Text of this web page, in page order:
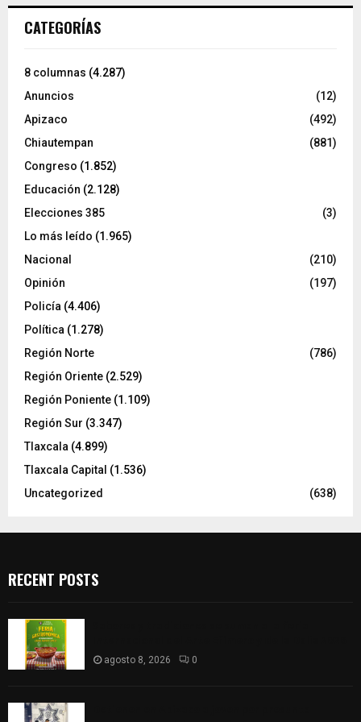
CATEGORÍAS
8 columnas (4.287)
Anuncios
(12)
Apizaco
(492)
Chiautempan
(881)
Congreso (1.852)
Educación (2.128)
Elecciones 385
(3)
Lo más leído (1.965)
Nacional
(210)
Opinión
(197)
Policía (4.406)
Política (1.278)
Región Norte
(786)
Región Oriente (2.529)
Región Poniente (1.109)
Región Sur (3.347)
Tlaxcala (4.899)
Tlaxcala Capital (1.536)
Uncategorized
(638)
RECENT POSTS
agosto 8, 2026 0